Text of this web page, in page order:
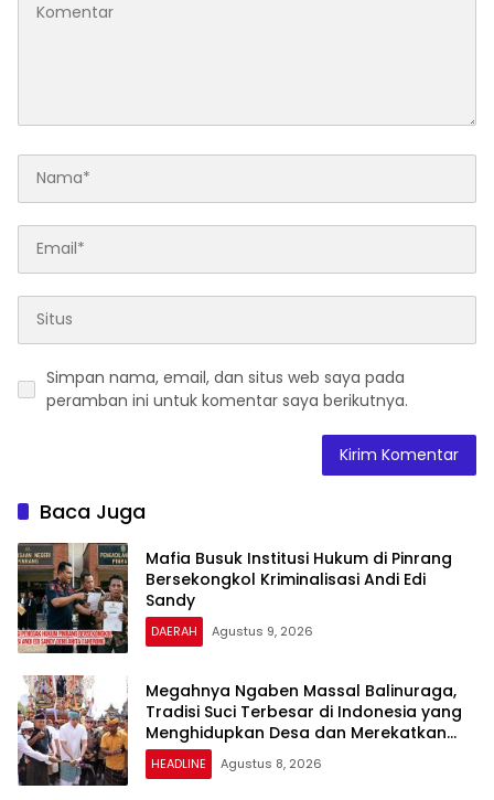
Simpan nama, email, dan situs web saya pada
peramban ini untuk komentar saya berikutnya.
Baca Juga
Mafia Busuk Institusi Hukum di Pinrang
Bersekongkol Kriminalisasi Andi Edi
Sandy
DAERAH Agustus 9, 2026
Megahnya Ngaben Massal Balinuraga,
Tradisi Suci Terbesar di Indonesia yang
Menghidupkan Desa dan Merekatkan
Ikatan Keluarga
HEADLINE Agustus 8, 2026